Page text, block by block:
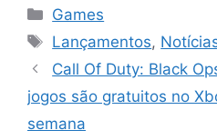
Categorias
Games
Tags
Lançamentos,
Call Of Duty: Black
jogos são gratuitos no
semana